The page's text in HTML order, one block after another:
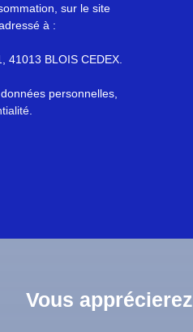
sur le site
à :
41013 BLOIS CEDEX.
personnelles,
Vous apprécierez